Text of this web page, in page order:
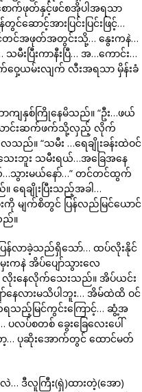
ောက်ဖုတ်နှင့်ဖင်စအိုပါအရသာ
ောင့်အားပြင်းပြင်းဖြင့်…
င်တင်အဖုတ်အတွင်းသို့… နွေးကနဲ…
းပြီးကာနီးပြီ… အ…ကောင်း…
ဝှေ့ယမ်းလျက် လီးအရသာ မှိန်းခံ
ကျနှစ်ကြိုနေမိသည်။ “ဦး…ဖယ်
းသောင်းဆက်ဖက်သို့လှည့် လိုက်
ည်။ “သမီး …ရေချိုးခန်းထဲဝင်
ေးဘူး သမီးရယ်…အခြေအနေ
…သွားမယ်နော်…” တင်တင်ထွက်
ရေချိုးပြီးသည့်အခါ…
မျက်စိတွင် ပြန်လည်မြင်ယောင်
။
ြန်လာခဲ့သည်ရှိသော်… ထပ်လိုးနိုင်
ကနဲ အိပ်ပျော်သွားလေ
းနေလိုက်သေးသည်။ အိပ်ယင်း
ာ်နေလားမသိပါဘူး… အိမ်ထဲထိ ဝင်
ည့်မြင်ကွင်းကြောင့်… ဆွံ့အ
ပ်စတစ် ခွေးခြေလေးပေါ်
ာ့… ပုဆိုးအောက်တွင် ထောင်မတ်
ဒီလူကြီး(ရှဲ)ထားတဲ့(အော)